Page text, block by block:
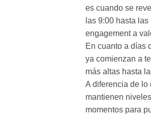
es cuando se
las 9:00 hasta
engagement a
En cuanto a días
ya comienzan a
más altas hasta
A diferencia de lo
mantienen
momentos para